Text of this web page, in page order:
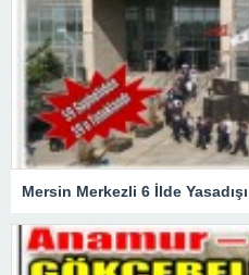
Mersin Merkezli 6 İlde